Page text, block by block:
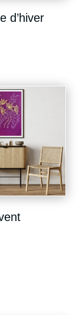
d’hiver